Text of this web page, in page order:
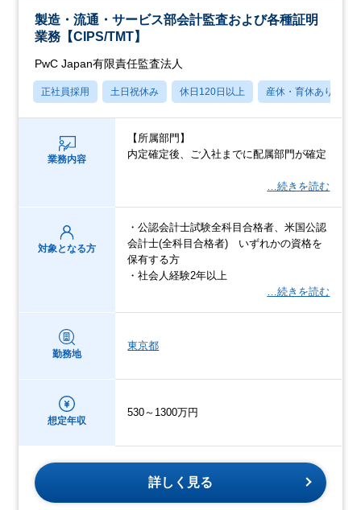
製造・流通・サービス部会計監査および各種証明
業務【CIPS/TMT】
PwC Japan有限責任監査法人
正社員採用 土日祝休み 休日120日以上 産休・育休あり
業務内容
【所属部門】
内定確定後、ご入社までに配属部門が確定
…続きを読む
対象となる方
・公認会計士試験全科目合格者、米国公認
会計士(全科目合格者) いずれかの資格を
保有する方
・社会人経験2年以上
…続きを読む
勤務地
東京都
想定年収
530～1300万円
詳しく見る